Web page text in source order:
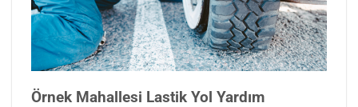
Örnek Mahallesi Lastik Yol Yardım